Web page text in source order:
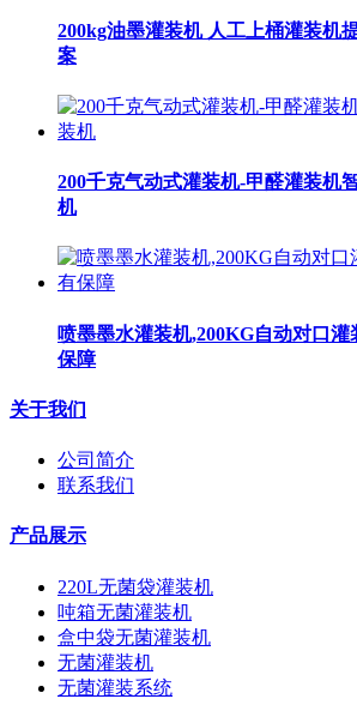
200kg油墨灌装机 人工上桶灌装机
案
200千克气动式灌装机-甲醛灌装机
机
喷墨墨水灌装机,200KG自动对口
保障
关于我们
公司简介
联系我们
产品展示
220L无菌袋灌装机
吨箱无菌灌装机
盒中袋无菌灌装机
无菌灌装机
无菌灌装系统